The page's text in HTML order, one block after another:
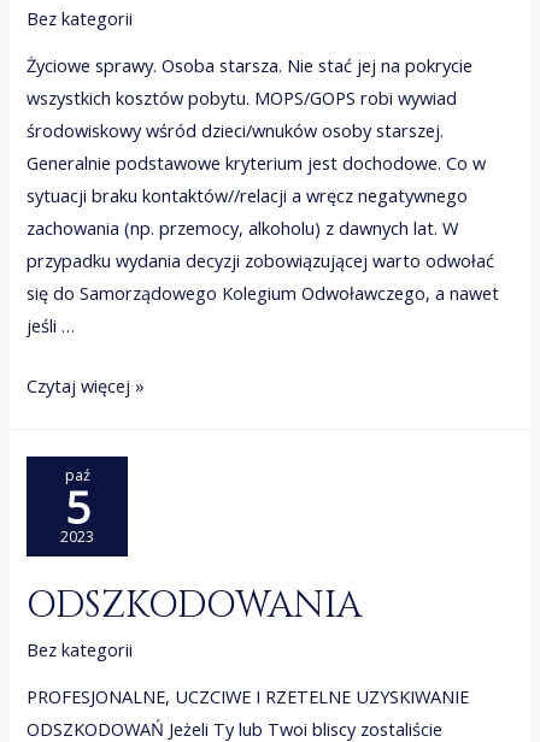
Bez kategorii
Życiowe sprawy. Osoba starsza. Nie stać jej na pokrycie
wszystkich kosztów pobytu. MOPS/GOPS robi wywiad
środowiskowy wśród dzieci/wnuków osoby starszej.
Generalnie podstawowe kryterium jest dochodowe. Co w
sytuacji braku kontaktów//relacji a wręcz negatywnego
zachowania (np. przemocy, alkoholu) z dawnych lat. W
przypadku wydania decyzji zobowiązującej warto odwołać
się do Samorządowego Kolegium Odwoławczego, a nawet
jeśli …
OPŁATY
Czytaj więcej »
paź
5
2023
ODSZKODOWANIA
Bez kategorii
PROFESJONALNE, UCZCIWE I RZETELNE UZYSKIWANIE
ODSZKODOWAŃ Jeżeli Ty lub Twoi bliscy zostaliście